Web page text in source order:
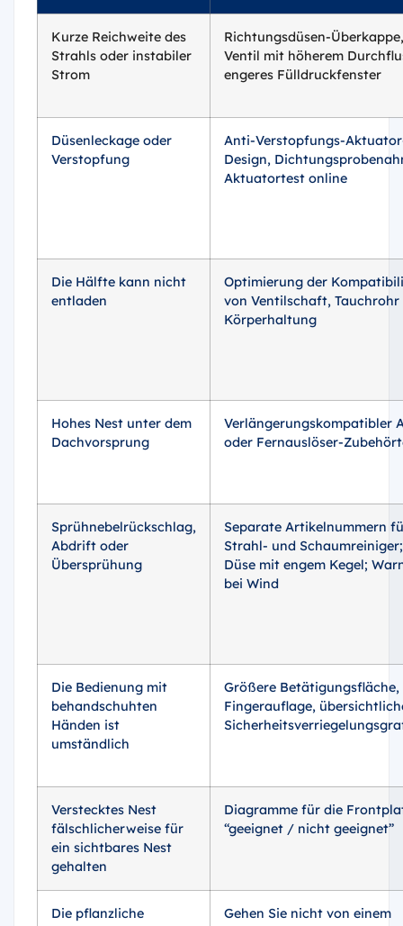
Kurze Reichweite des
Strahls oder instabiler
Strom
Richtungsdüsen-Überkappe,
Ventil mit höherem
engeres Fülldruckfenster
Düsenleckage oder
Verstopfung
Anti-Verstopfungs-
Design,
Aktuatortest online
Die Hälfte kann nicht
entladen
Optimierung der
von Ventilschaft, Tauchrohr
Körperhaltung
Hohes Nest unter dem
Dachvorsprung
Verlängerungskompatibler
oder Fernauslöser-
Sprühnebelrückschlag,
Abdrift oder
Übersprühung
Separate Artikelnummern
Strahl- und Schaumreiniger;
Düse mit engem Kegel;
bei Wind
Die Bedienung mit
behandschuhten
Händen ist
umständlich
Größere Betätigungsfläche,
Fingerauflage,
Verstecktes Nest
fälschlicherweise für
ein sichtbares Nest
gehalten
Diagramme für die
“geeignet / nicht geeignet”
Die pflanzliche
Gehen Sie nicht von einem